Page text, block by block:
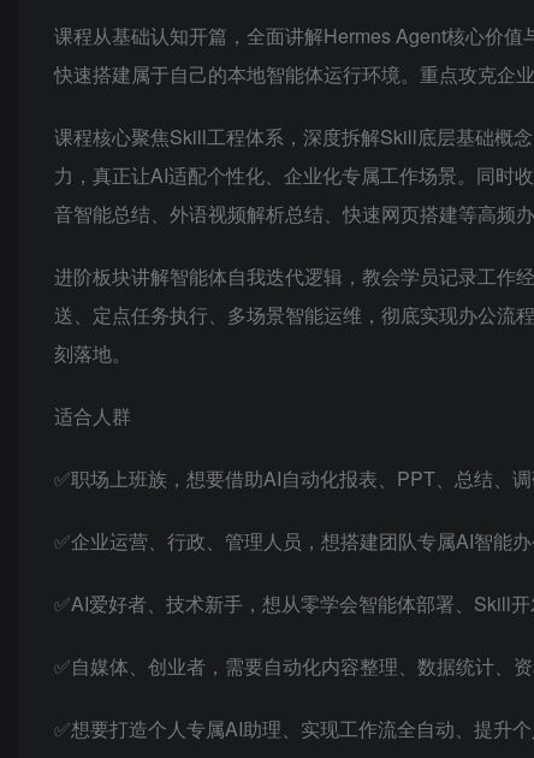
课程从基础认知开篇，全面讲解Hermes Agent核心价
快速搭建属于自己的本地智能体运行环境。重点攻克企
课程核心聚焦Skill工程体系，深度拆解Skill底层基础概
力，真正让AI适配个性化、企业化专属工作场景。同时
音智能总结、外语视频解析总结、快速网页搭建等高频办
进阶板块讲解智能体自我迭代逻辑，教会学员记录工作
送、定点任务执行、多场景智能运维，彻底实现办公流
刻落地。
适合人群
✅职场上班族，想要借助AI自动化报表、PPT、总结、
✅企业运营、行政、管理人员，想搭建团队专属AI智能
✅AI爱好者、技术新手，想从零学会智能体部署、Skill
✅自媒体、创业者，需要自动化内容整理、数据统计、
✅想要打造个人专属AI助理、实现工作流全自动、提升